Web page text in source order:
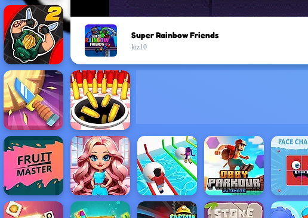
Super Rainbow Friends
kiz10